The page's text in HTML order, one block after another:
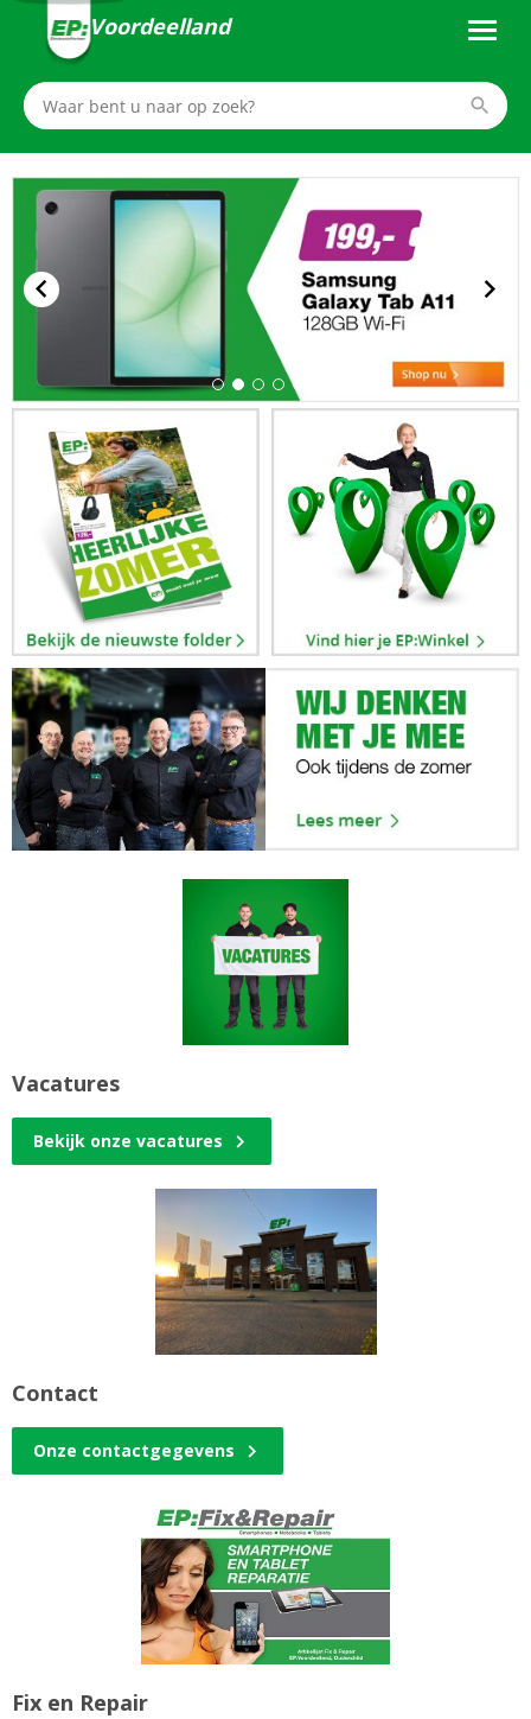
Voordeelland
Vacatures
Bekijk onze vacatures
Contact
Onze contactgegevens
Fix en Repair